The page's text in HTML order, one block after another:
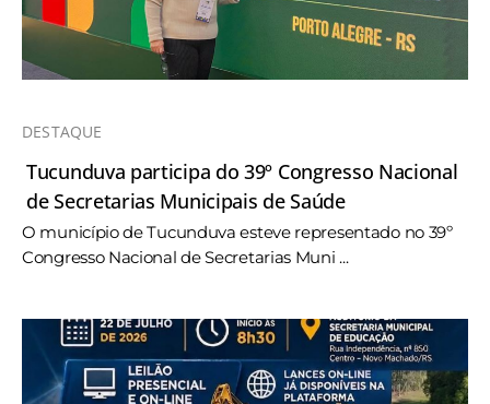
DESTAQUE
Tucunduva participa do 39º Congresso Nacional
de Secretarias Municipais de Saúde
O município de Tucunduva esteve representado no 39º
Congresso Nacional de Secretarias Muni ...